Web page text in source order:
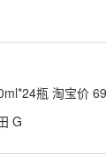
瓶 淘宝价
G